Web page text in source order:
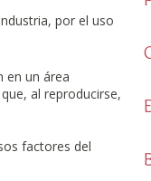
por el uso
en un área
al reproducirse,
factores del